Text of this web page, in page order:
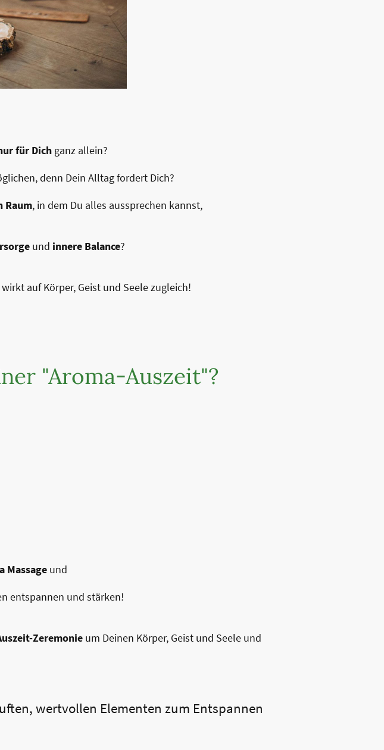
für Dich ganz allein?
denn Dein Alltag fordert Dich?
Raum, in dem Du alles aussprechen kannst,
und innere Balance?
auf Körper, Geist und Seele zugleich!
"Aroma-Auszeit"?
Massage und
entspannen und stärken!
Zeremonie um Deinen Körper, Geist und Seele und
wertvollen Elementen zum Entspannen